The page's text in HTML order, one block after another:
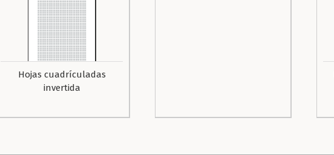
Hojas cuadrículadas
invertida